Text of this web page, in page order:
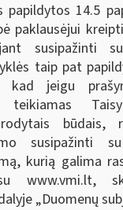
papildytos 14.5
paklausėjui
susipažinti
taip pat
kad jeigu
būdais,
susipažinti
kurią galima
www.vmi.lt,
„Duomenų